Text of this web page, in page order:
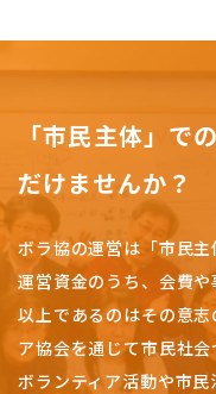
「市民主体」で
だけませんか？
ボラ協の運営は「市民主
運営資金のうち、会費
以上であるのはその意志
ア協会を通じて市民社
ボランティア活動や市